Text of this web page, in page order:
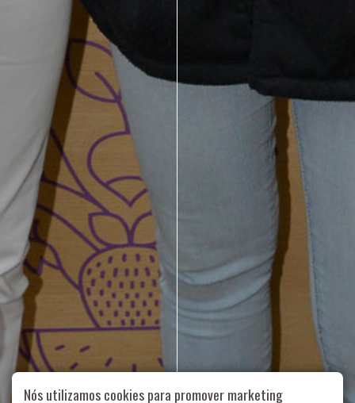
Nós utilizamos cookies para promover marketing